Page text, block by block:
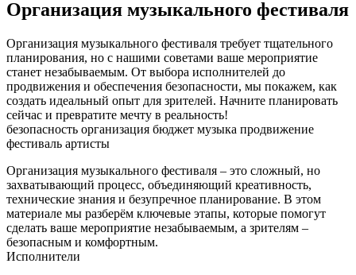
Организация музыкального фестиваля
Организация музыкального фестиваля требует тщательного
планирования, но с нашими советами ваше мероприятие
станет незабываемым. От выбора исполнителей до
продвижения и обеспечения безопасности, мы покажем, как
создать идеальный опыт для зрителей. Начните планировать
сейчас и превратите мечту в реальность!
безопасность организация бюджет музыка продвижение
фестиваль артисты
Организация музыкального фестиваля – это сложный, но
захватывающий процесс, объединяющий креативность,
технические знания и безупречное планирование. В этом
материале мы разберём ключевые этапы, которые помогут
сделать ваше мероприятие незабываемым, а зрителям –
безопасным и комфортным.
Исполнители